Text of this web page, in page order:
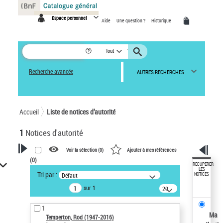
Espace personnel Aide Une question ? Historique
Tout
Recherche avancée AUTRES RECHERCHES
Accueil Liste de notices d’autorité
1 Notices d'autorité
VOTRE RECHERCHE
Recherche avancée dans les
notices d’autorité
Œuvres liées à l'auteur :
Temperton, Rod (1947-2016)
Voir la sélection (0) Ajouter à mes références
(0)
Tri par : Défaut
sur 1
20
résultats/page
1
Temperton, Rod (1947-2016)
RÉCUPÉRER
LES
NOTICES
Ma
Panneau de gestion des cookies